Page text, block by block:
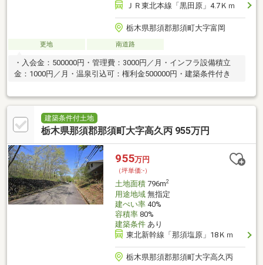
ＪＲ東北本線「黒田原」4.7Ｋｍ
栃木県那須郡那須町大字富岡
更地 南道路
・入会金：500000円・管理費：3000円／月・インフラ設備積立
金：1000円／月・温泉引込可：権利金500000円・建築条件付き
建築条件付土地
栃木県那須郡那須町大字高久丙 955万円
955万円
（坪単価:-）
土地面積796m2
用途地域無指定
建ぺい率40%
容積率80%
建築条件あり
東北新幹線「那須塩原」18Ｋｍ
栃木県那須郡那須町大字高久丙